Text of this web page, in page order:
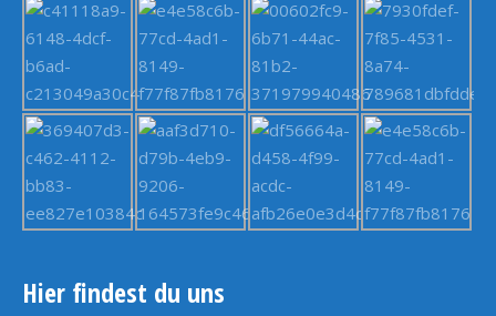
Hier findest du uns